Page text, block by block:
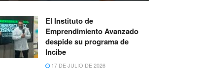
El Instituto de
Emprendimiento Avanzado
despide su programa de
Incibe
17 DE JULIO DE 2026